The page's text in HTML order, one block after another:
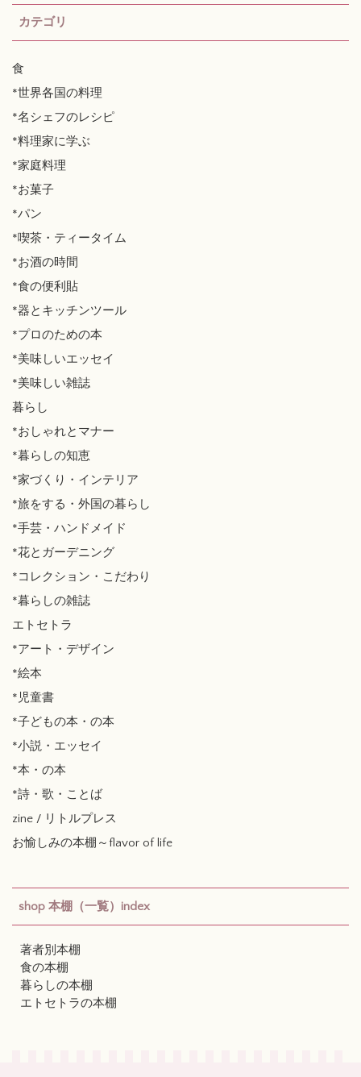
カテゴリ
食
*世界各国の料理
*名シェフのレシピ
*料理家に学ぶ
*家庭料理
*お菓子
*パン
*喫茶・ティータイム
*お酒の時間
*食の便利貼
*器とキッチンツール
*プロのための本
*美味しいエッセイ
*美味しい雑誌
暮らし
*おしゃれとマナー
*暮らしの知恵
*家づくり・インテリア
*旅をする・外国の暮らし
*手芸・ハンドメイド
*花とガーデニング
*コレクション・こだわり
*暮らしの雑誌
エトセトラ
*アート・デザイン
*絵本
*児童書
*子どもの本・の本
*小説・エッセイ
*本・の本
*詩・歌・ことば
zine / リトルプレス
お愉しみの本棚～flavor of life
shop 本棚（一覧）index
著者別本棚
食の本棚
暮らしの本棚
エトセトラの本棚